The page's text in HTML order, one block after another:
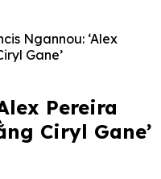
Ngannou: ‘Alex
Gane’
Pereira
Ciryl Gane’